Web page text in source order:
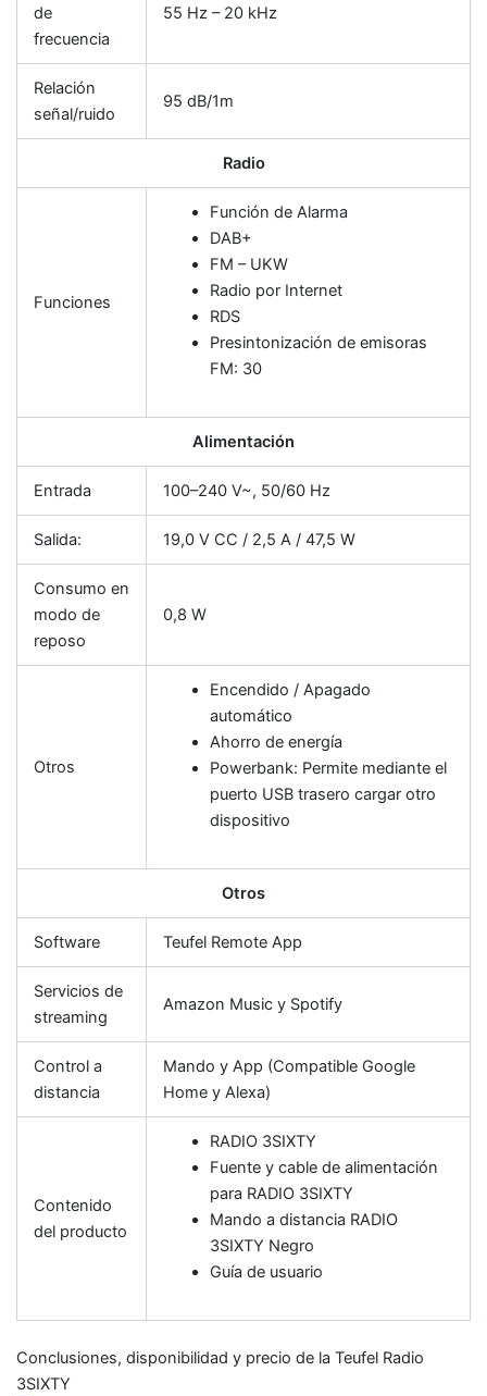
de
frecuencia
55 Hz – 20 kHz
Relación
señal/ruido
95 dB/1m
Radio
Funciones
Función de Alarma
DAB+
FM – UKW
Radio por Internet
RDS
Presintonización de emisoras
FM: 30
Alimentación
Entrada 100–240 V~, 50/60 Hz
Salida: 19,0 V CC / 2,5 A / 47,5 W
Consumo en
modo de
reposo
0,8 W
Otros
Encendido / Apagado
automático
Ahorro de energía
Powerbank: Permite mediante el
puerto USB trasero cargar otro
dispositivo
Otros
Software Teufel Remote App
Servicios de
streaming
Amazon Music y Spotify
Control a
distancia
Mando y App (Compatible Google
Home y Alexa)
Contenido
del producto
RADIO 3SIXTY
Fuente y cable de alimentación
para RADIO 3SIXTY
Mando a distancia RADIO
3SIXTY Negro
Guía de usuario
Conclusiones, disponibilidad y precio de la Teufel Radio
3SIXTY